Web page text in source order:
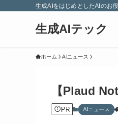
生成AIをはじめとしたAIのお
生成AIテック
ホーム AIニュース
【Plaud
PR AIニュース